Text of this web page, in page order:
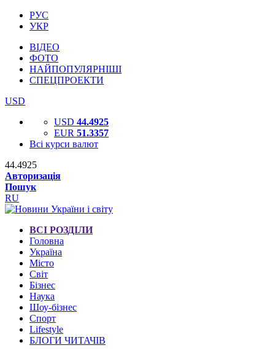
РУС
УКР
ВІДЕО
ФОТО
НАЙПОПУЛЯРНІШІ
СПЕЦПРОЕКТИ
USD
USD 44.4925
EUR 51.3357
Всі курси валют
44.4925
Авторизація
Пошук
RU
ВСІ РОЗДІЛИ
Головна
Україна
Місто
Світ
Бізнес
Наука
Шоу-бізнес
Спорт
Lifestyle
БЛОГИ ЧИТАЧІВ